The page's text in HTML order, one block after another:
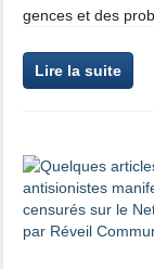
gences et des
Lire la suite